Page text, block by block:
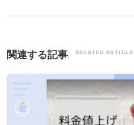
関連する記事 RELATED ARTICLE